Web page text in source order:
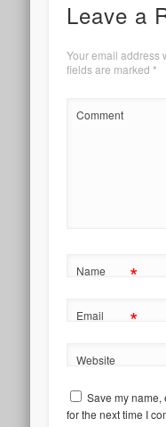
Leave a
Your email address
fields are marked *
Comment
Name *
Email *
Website
Save my
for the next time I